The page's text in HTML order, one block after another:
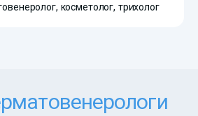
косметолог, трихолог